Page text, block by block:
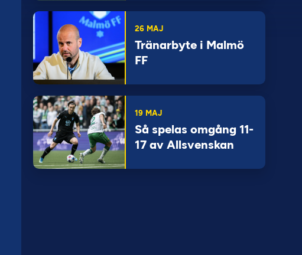
26 MAJ
Tränarbyte i Malmö
FF
19 MAJ
Så spelas omgång 11-
17 av Allsvenskan